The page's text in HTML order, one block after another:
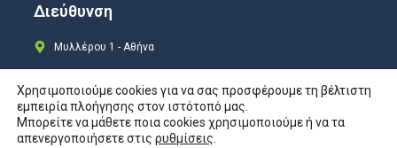
Διεύθυνση
Μυλλέρου 1 - Αθήνα
Copyright © 2024 All rights Reserved. Design byCOSMOTE New Site4U
Χρησιμοποιούμε cookies για να σας προσφέρουμε τη βέλτιστη
εμπειρία πλοήγησης στον ιστότοπό μας.
Μπορείτε να μάθετε ποια cookies χρησιμοποιούμε ή να τα
απενεργοποιήσετε στις ρυθμίσεις